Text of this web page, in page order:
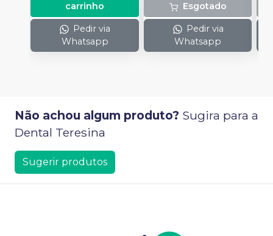
carrinho
Pedir via
Whatsapp
Esgotado
Pedir via
Whatsapp
Não achou algum produto? Sugira para a
Dental Teresina
Sugerir produtos